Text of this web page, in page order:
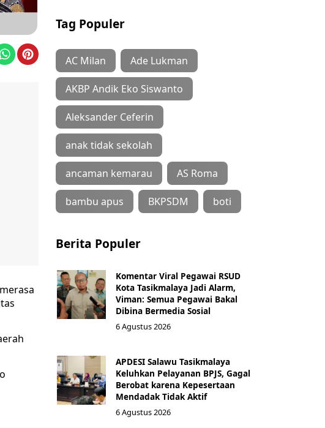
Tag Populer
AC Milan Ade Lukman
AKBP Andik Eko Siswanto
Aleksander Ceferin
anak tidak sekolah
ancaman kemarau AS Roma
bambu apus BKPSDM boti
Berita Populer
Komentar Viral Pegawai RSUD
Kota Tasikmalaya Jadi Alarm,
Viman: Semua Pegawai Bakal
Dibina Bermedia Sosial
6 Agustus 2026
APDESI Salawu Tasikmalaya
Keluhkan Pelayanan BPJS, Gagal
Berobat karena Kepesertaan
Mendadak Tidak Aktif
6 Agustus 2026